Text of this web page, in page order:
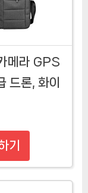
메라 GPS
드론, 화이
기